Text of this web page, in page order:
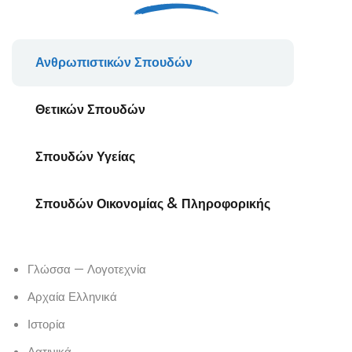
Ανθρωπιστικών Σπουδών
Θετικών Σπουδών
Σπουδών Υγείας
Σπουδών Οικονομίας & Πληροφορικής
Γλώσσα — Λογοτεχνία
Αρχαία Ελληνικά
Ιστορία